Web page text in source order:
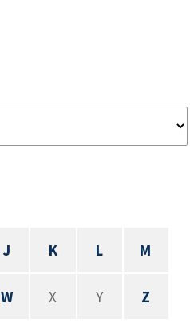
J K L M
W X Y Z